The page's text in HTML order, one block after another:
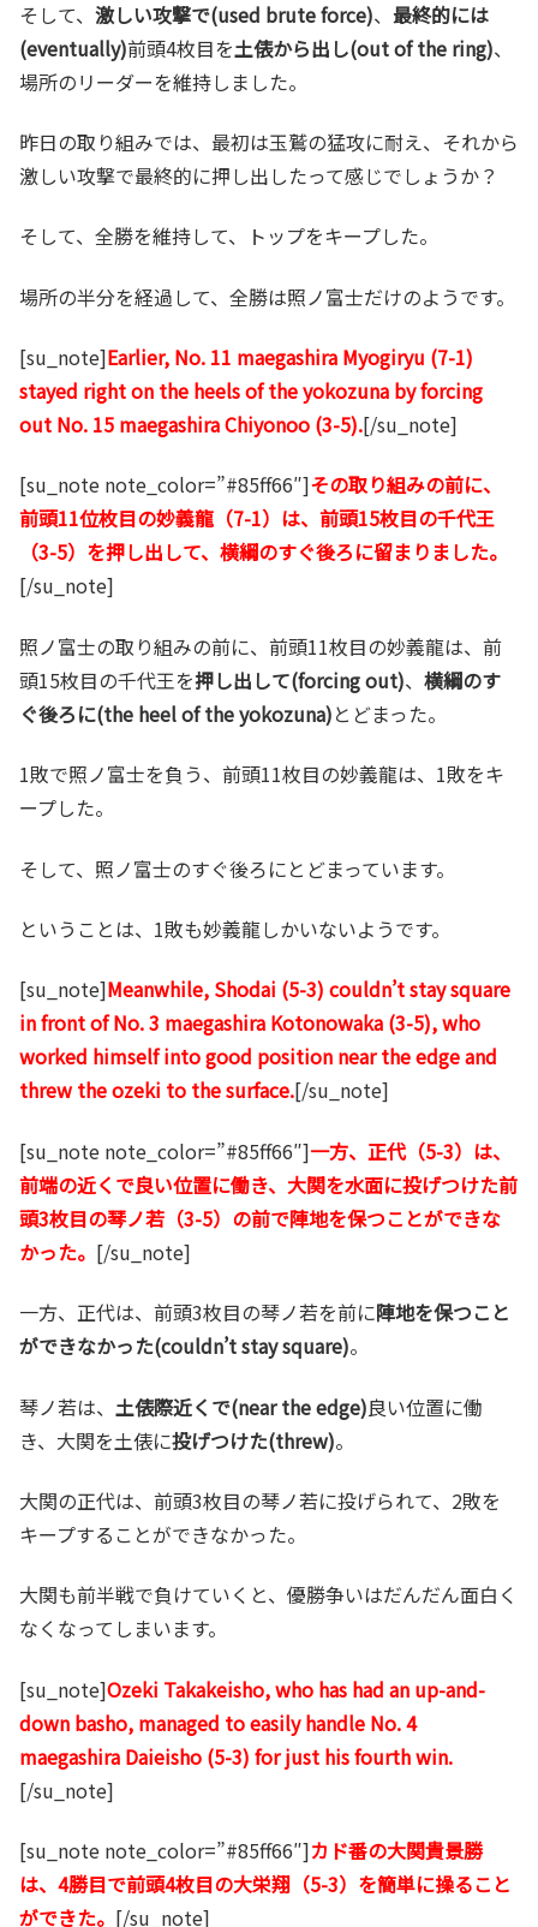
そして、 激しい攻撃で(used brute force)、 最終的には
(eventually)前頭4枚目を土俵から出し(out of the ring)、
場所のリーダーを維持しました。
昨日の取り組みでは、最初は玉鷲の猛攻に耐え、それから
激しい攻撃で最終的に押し出したって感じでしょうか？
そして、全勝を維持して、トップをキープした。
場所の半分を経過して、全勝は照ノ富士だけのようです。
[su_note]Earlier, No. 11 maegashira Myogiryu (7-1)
stayed right on the heels of the yokozuna by forcing
out No. 15 maegashira Chiyonoo (3-5).[/su_note]
[su_note note_color=”#85ff66″]その取り組みの前に、
前頭11位枚目の妙義龍（7-1）は、前頭15枚目の千代王
（3-5）を押し出して、横綱のすぐ後ろに留まりました。
[/su_note]
照ノ富士の取り組みの前に、前頭11枚目の妙義龍は、前
頭15枚目の千代王を押し出して(forcing out)、 横綱のす
ぐ後ろに(the heel of the yokozuna)とどまった。
1敗で照ノ富士を負う、前頭11枚目の妙義龍は、1敗をキ
ープした。
そして、照ノ富士のすぐ後ろにとどまっています。
ということは、1敗も妙義龍しかいないようです。
[su_note]Meanwhile, Shodai (5-3) couldn’t stay square
in front of No. 3 maegashira Kotonowaka (3-5), who
worked himself into good position near the edge and
threw the ozeki to the surface.[/su_note]
[su_note note_color=”#85ff66″]一方、正代（5-3）は、
前端の近くで良い位置に働き、大関を水面に投げつけた前
頭3枚目の琴ノ若（3-5）の前で陣地を保つことができな
かった。 [/su_note]
一方、正代は、前頭3枚目の琴ノ若を前に陣地を保つこと
ができなかった(couldn’t stay square)。
琴ノ若は、 土俵際近くで(near the edge)良い位置に働
き、大関を土俵に投げつけた(threw)。
大関の正代は、前頭3枚目の琴ノ若に投げられて、2敗を
キープすることができなかった。
大関も前半戦で負けていくと、優勝争いはだんだん面白く
なくなってしまいます。
[su_note]Ozeki Takakeisho, who has had an up-and-
down basho, managed to easily handle No. 4
maegashira Daieisho (5-3) for just his fourth win.
[/su_note]
[su_note note_color=”#85ff66″]カド番の大関貴景勝
は、4勝目で前頭4枚目の大栄翔（5-3）を簡単に操ること
ができた。 [/su_note]